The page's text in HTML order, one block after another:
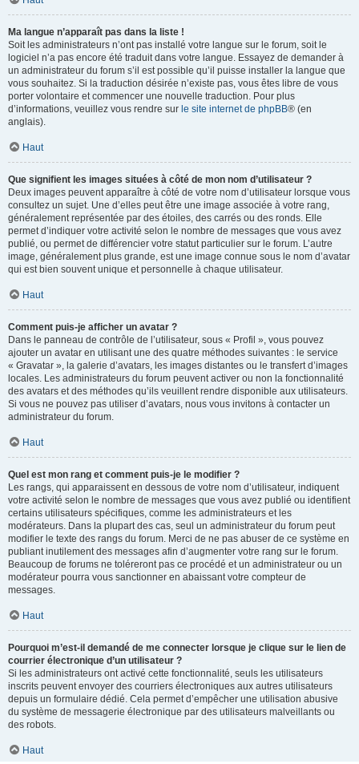
Ma langue n’apparaît pas dans la liste !
Soit les administrateurs n’ont pas installé votre langue sur le forum, soit le
logiciel n’a pas encore été traduit dans votre langue. Essayez de demander à
un administrateur du forum s’il est possible qu’il puisse installer la langue que
vous souhaitez. Si la traduction désirée n’existe pas, vous êtes libre de vous
porter volontaire et commencer une nouvelle traduction. Pour plus
d’informations, veuillez vous rendre sur le site internet de phpBB® (en
anglais).
Haut
Que signifient les images situées à côté de mon nom d’utilisateur ?
Deux images peuvent apparaître à côté de votre nom d’utilisateur lorsque vous
consultez un sujet. Une d’elles peut être une image associée à votre rang,
généralement représentée par des étoiles, des carrés ou des ronds. Elle
permet d’indiquer votre activité selon le nombre de messages que vous avez
publié, ou permet de différencier votre statut particulier sur le forum. L’autre
image, généralement plus grande, est une image connue sous le nom d’avatar
qui est bien souvent unique et personnelle à chaque utilisateur.
Haut
Comment puis-je afficher un avatar ?
Dans le panneau de contrôle de l’utilisateur, sous « Profil », vous pouvez
ajouter un avatar en utilisant une des quatre méthodes suivantes : le service
« Gravatar », la galerie d’avatars, les images distantes ou le transfert d’images
locales. Les administrateurs du forum peuvent activer ou non la fonctionnalité
des avatars et des méthodes qu’ils veuillent rendre disponible aux utilisateurs.
Si vous ne pouvez pas utiliser d’avatars, nous vous invitons à contacter un
administrateur du forum.
Haut
Quel est mon rang et comment puis-je le modifier ?
Les rangs, qui apparaissent en dessous de votre nom d’utilisateur, indiquent
votre activité selon le nombre de messages que vous avez publié ou identifient
certains utilisateurs spécifiques, comme les administrateurs et les
modérateurs. Dans la plupart des cas, seul un administrateur du forum peut
modifier le texte des rangs du forum. Merci de ne pas abuser de ce système en
publiant inutilement des messages afin d’augmenter votre rang sur le forum.
Beaucoup de forums ne toléreront pas ce procédé et un administrateur ou un
modérateur pourra vous sanctionner en abaissant votre compteur de
messages.
Haut
Pourquoi m’est-il demandé de me connecter lorsque je clique sur le lien de
courrier électronique d’un utilisateur ?
Si les administrateurs ont activé cette fonctionnalité, seuls les utilisateurs
inscrits peuvent envoyer des courriers électroniques aux autres utilisateurs
depuis un formulaire dédié. Cela permet d’empêcher une utilisation abusive
du système de messagerie électronique par des utilisateurs malveillants ou
des robots.
Haut